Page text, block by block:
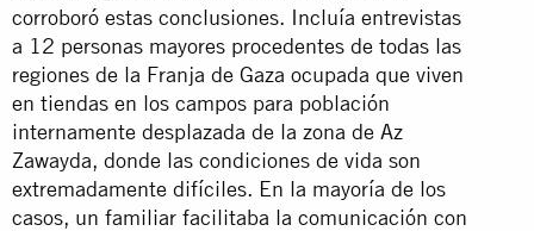
corroboró estas conclusiones. Incluía entrevistas
a 12 personas mayores procedentes de todas las
regiones de la Franja de Gaza ocupada que viven
en tiendas en los campos para población
internamente desplazada de la zona de Az
Zawayda, donde las condiciones de vida son
extremadamente difíciles. En la mayoría de los
casos, un familiar facilitaba la comunicación con